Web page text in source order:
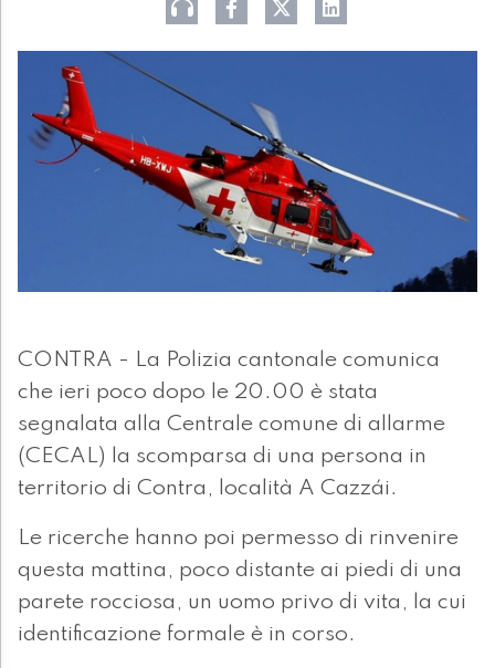
CONTRA - La Polizia cantonale comunica
che ieri poco dopo le 20.00 è stata
segnalata alla Centrale comune di allarme
(CECAL) la scomparsa di una persona in
territorio di Contra, località A Cazzái.
Le ricerche hanno poi permesso di rinvenire
questa mattina, poco distante ai piedi di una
parete rocciosa, un uomo privo di vita, la cui
identificazione formale è in corso.